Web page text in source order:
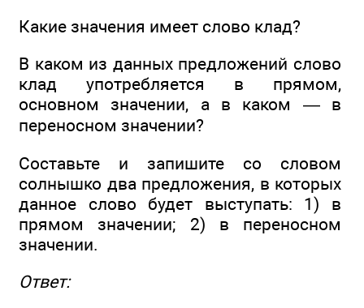
Какие значения имеет слово клад?
В каком из данных предложений слово
клад употребляется в прямом,
основном значении, а в каком — в
переносном значении?
Составьте и запишите со словом
солнышко два предложения, в которых
данное слово будет выступать: 1) в
прямом значении; 2) в переносном
значении.
Ответ: